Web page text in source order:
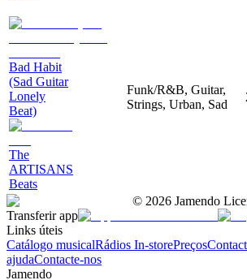
Bad Habit
(Sad Guitar
Lonely
Beat)
The
ARTISANS
Beats
Funk/R&B, Guitar,
Strings, Urban, Sad
© 2026 Jamendo
Transferir app
Links úteis
Catálogo musicalRádios In-storePreços
ajudaContacte-nos
Jamendo